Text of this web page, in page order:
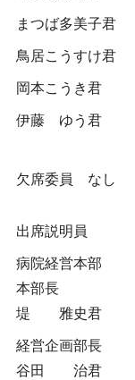
まつば多美子君
鳥居こうすけ君
岡本こうき君
伊藤 ゆう君
欠席委員 なし
出席説明員
病院経営本部
本部長
堤 雅史君
経営企画部長
谷田 治君